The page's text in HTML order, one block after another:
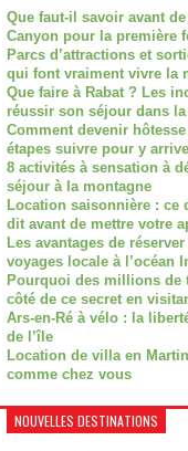
Que faut-il savoir avant
Canyon pour la première
Parcs d’attractions et
qui font vraiment vivre la
Que faire à Rabat ? Les
réussir son séjour dans
Comment devenir
étapes suivre pour y
8 activités à sensation à
séjour à la montagne
Location saisonnière : ce
dit avant de mettre votre
Les avantages de
voyages locale à l’océan
Pourquoi des millions de
côté de ce secret en
Ars-en-Ré à vélo : la
de l’île
Location de villa en
comme chez vous
NOUVELLES DESTINATIONS